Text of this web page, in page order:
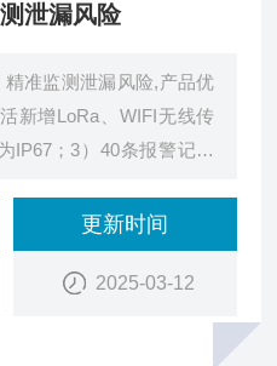
泄漏风险
准监测泄漏风险,产品优
新增LoRa、WIFI无线传
IP67；3）40条报警记录
数据更稳定精准，声光报
更新时间
2025-03-12